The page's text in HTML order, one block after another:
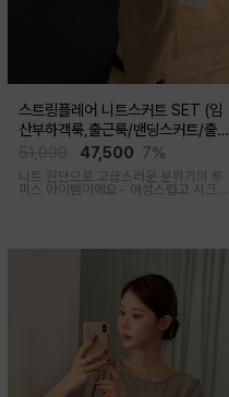
스트링플레어 니트스커트 SET (임
산부하객룩,출근룩/밴딩스커트/출산
후 착용가능)47,500 7%
니트 원단으로 고급스러운 분위기의 투
피스 아이템이에요~ 여성스럽고 시크한